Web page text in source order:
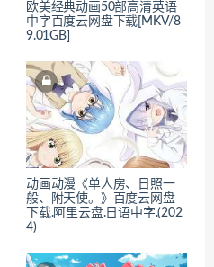
欧美经典动画50部高清英语
中字百度云网盘下载[MKV/8
9.01GB]
动画动漫《单人房、日照一
般、附天使。》百度云网盘
下载.阿里云盘.日语中字.(202
4)